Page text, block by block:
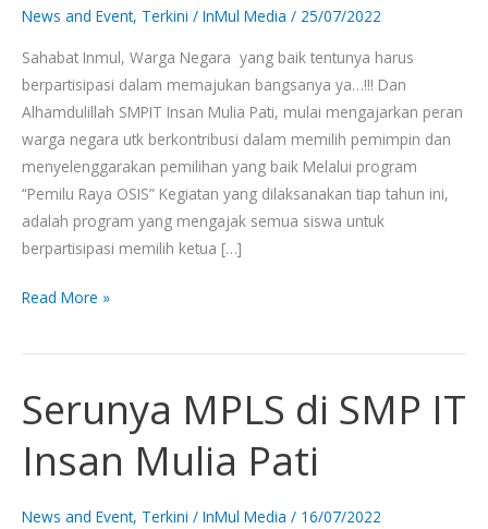
News and Event, Terkini / InMul Media / 25/07/2022
Sahabat Inmul, Warga Negara yang baik tentunya harus
berpartisipasi dalam memajukan bangsanya ya…!!! Dan
Alhamdulillah SMPIT Insan Mulia Pati, mulai mengajarkan peran
warga negara utk berkontribusi dalam memilih pemimpin dan
menyelenggarakan pemilihan yang baik Melalui program
“Pemilu Raya OSIS” Kegiatan yang dilaksanakan tiap tahun ini,
adalah program yang mengajak semua siswa untuk
berpartisipasi memilih ketua […]
Raya
Read More »
Serunya MPLS di SMP IT
Insan Mulia Pati
News and Event, Terkini / InMul Media / 16/07/2022
Serunya
MPLS
di
SMP